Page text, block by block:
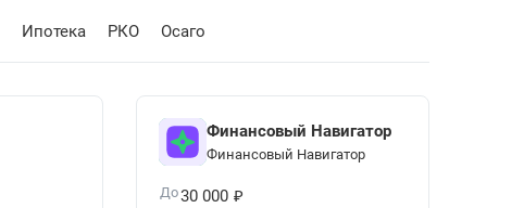
Ипотека РКО Осаго
Финансовый Навигатор
Финансовый Навигатор
До30 000 ₽